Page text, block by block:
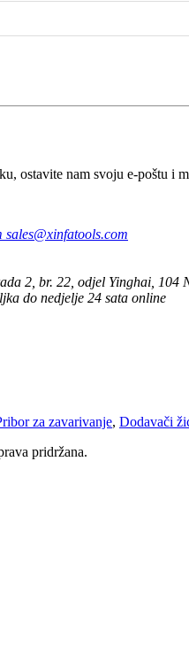
ostavite nam svoju e-poštu i
sales@xinfatools.com
2, br. 22, odjel Yinghai,
do nedjelje 24 sata online
za zavarivanje, Dodavači
pridržana.